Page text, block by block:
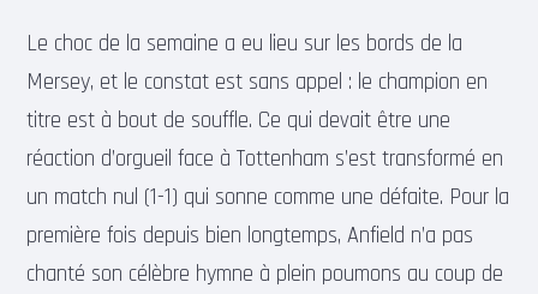
Le choc de la semaine a eu lieu sur les bords de la
Mersey, et le constat est sans appel : le champion en
titre est à bout de souffle. Ce qui devait être une
réaction d’orgueil face à Tottenham s’est transformé en
un match nul (1-1) qui sonne comme une défaite. Pour la
première fois depuis bien longtemps, Anfield n’a pas
chanté son célèbre hymne à plein poumons au coup de